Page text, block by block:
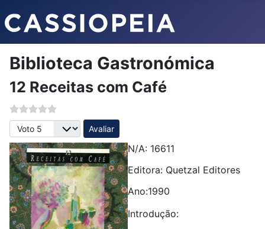
Biblioteca Gastronómica
12 Receitas com Café
Avalie, por favor
N/A: 16611
Editora: Quetzal Editores
Ano:1990
Introdução: